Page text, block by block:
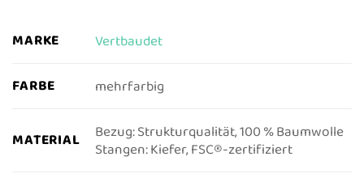
MARKE Vertbaudet
FARBE mehrfarbig
MATERIAL
Bezug: Strukturqualität, 100 % Baumwolle
Stangen: Kiefer, FSC®-zertifiziert